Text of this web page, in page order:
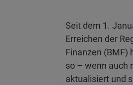
Seit dem 1.
Erreichen der
Finanzen (BMF)
so – wenn auch
aktualisiert und